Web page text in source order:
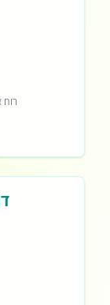
רוח